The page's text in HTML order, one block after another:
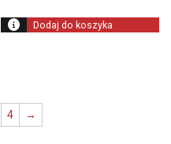
800,00 zł.
Dodaj do koszyka
4 →